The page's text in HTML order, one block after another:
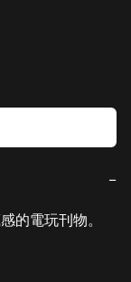
−
的電玩刊物。